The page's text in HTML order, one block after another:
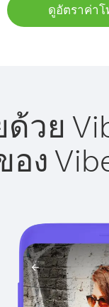
ดูอัตราค่าโ
วย
ง